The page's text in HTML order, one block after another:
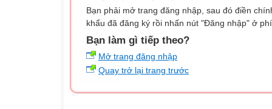
Bạn phải mở trang đăng nhập, sau đó điền
khẩu đã đăng ký rồi nhấn nút "Đăng nhập" ở
Bạn làm gì tiếp theo?
Mở trang đăng nhập
Quay trở lại trang trước